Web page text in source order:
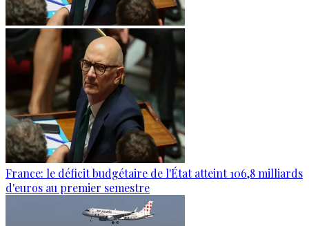
France: le déficit budgétaire de l'État atteint 106,8 milliards
d'euros au premier semestre